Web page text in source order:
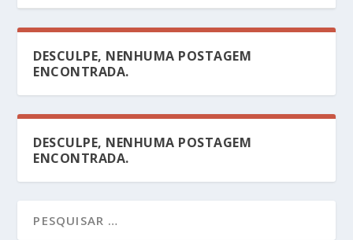
DESCULPE, NENHUMA POSTAGEM
ENCONTRADA.
DESCULPE, NENHUMA POSTAGEM
ENCONTRADA.